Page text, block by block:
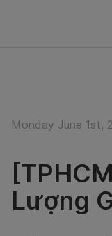
Monday June 1st,
Lượng